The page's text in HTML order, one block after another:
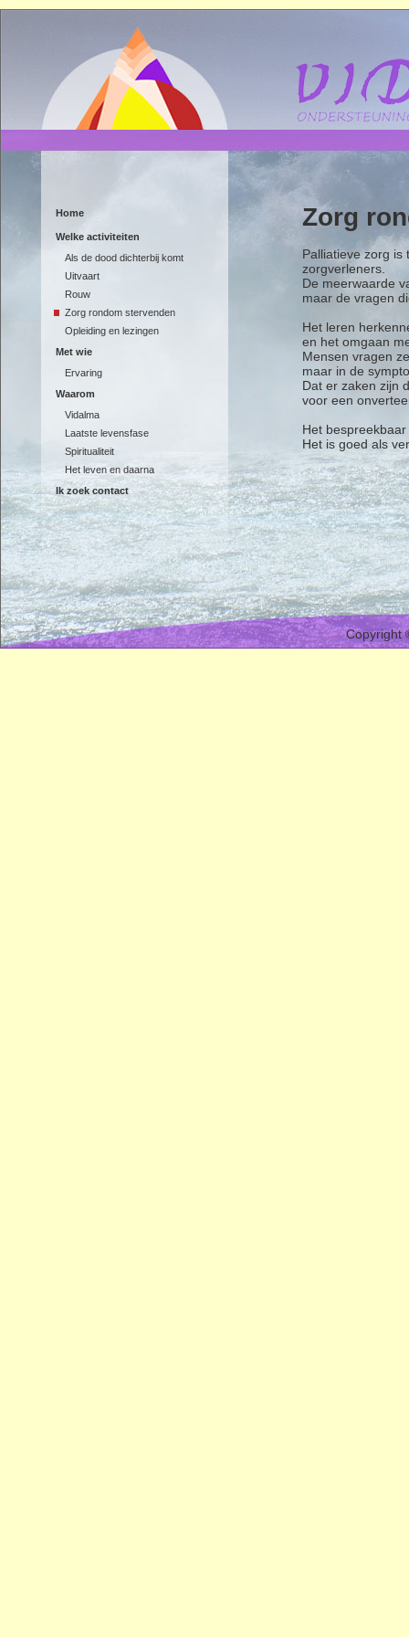
Home
Welke activiteiten
Als de dood dichterbij komt
Uitvaart
Rouw
Zorg rondom stervenden
Opleiding en lezingen
Met wie
Ervaring
Waarom
Vidalma
Laatste levensfase
Spiritualiteit
Het leven en daarna
Ik zoek contact
Zorg
Palliatieve zorg is
zorgverleners.
De meerwaarde
maar de vragen
Het leren
en het omgaan
Mensen vragen
maar in de
Dat er zaken zijn
voor een
Het
Het is goed als
Copyright